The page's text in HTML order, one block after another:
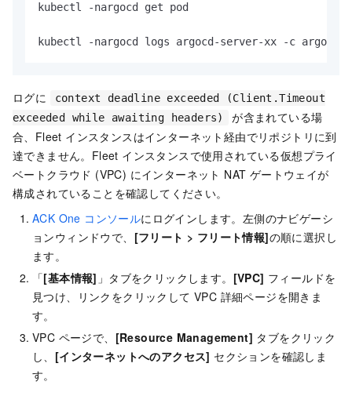
kubectl -nargocd get pod
kubectl -nargocd logs argocd-server-xx -c argocd-
ログに
context deadline exceeded (Client.Timeout
exceeded while awaiting headers)
が含まれている場
合、Fleet インスタンスはインターネット経由でリポジトリに到
達できません。Fleet インスタンスで使用されている仮想プライ
ベートクラウド (VPC) にインターネット NAT ゲートウェイが
構成されていることを確認してください。
ACK One コンソールにログインします。左側のナビゲーシ
ョンウィンドウで、 [フリート > フリート情報]の順に選択し
ます。
「[基本情報] 」タブをクリックします。 [VPC] フィールドを
見つけ、リンクをクリックして VPC 詳細ページを開きま
す。
VPC ページで、 [Resource Management] タブをクリック
し、 [インターネットへのアクセス] セクションを確認しま
す。